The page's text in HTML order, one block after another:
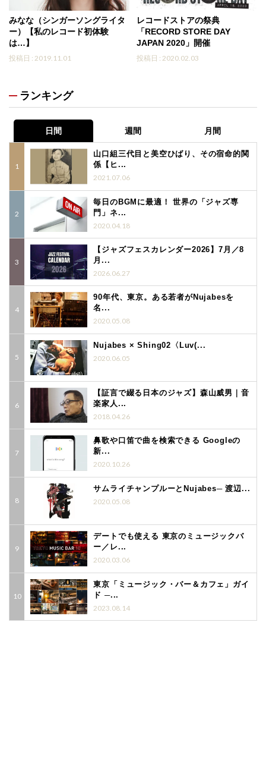
みなな（シンガーソングライタ
ー）【私のレコード初体験
は…】
投稿日 : 2019.11.01
レコードストアの祭典
「RECORD STORE DAY
JAPAN 2020」開催
投稿日 : 2020.02.03
ランキング
日間 週間 月間
山口組三代目と美空ひばり、その宿命的関
係【ヒ...
2021.07.06
毎日のBGMに最適！ 世界の「ジャズ専
門」ネ...
2020.04.18
【ジャズフェスカレンダー2026】7月／8
月...
2026.06.27
90年代、東京。ある若者がNujabesを
名...
2020.05.08
Nujabes × Shing02〈Luv(...
2020.06.05
【証言で綴る日本のジャズ】森山威男｜音
楽家人...
2018.04.26
鼻歌や口笛で曲を検索できる Googleの
新...
2020.10.26
サムライチャンプルーとNujabes─ 渡辺...
2020.05.08
デートでも使える 東京のミュージックバ
ー／レ...
2020.03.06
東京「ミュージック・バー＆カフェ」ガイ
ド ─...
2023.08.14